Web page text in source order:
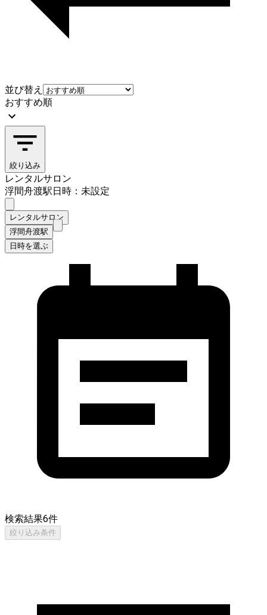
並び替え
おすすめ順
絞り込み
レンタルサロン
浮間舟渡駅日時：未設定
レンタルサロン
浮間舟渡駅
日時を選ぶ
検索結果6件
絞り込み条件